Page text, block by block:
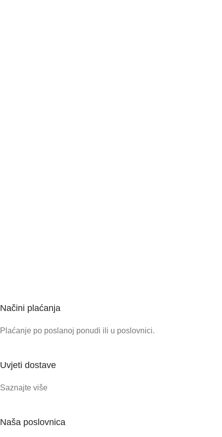
Načini plaćanja
Plaćanje po poslanoj ponudi ili u poslovnici.
Uvjeti dostave
Saznajte više
Naša poslovnica